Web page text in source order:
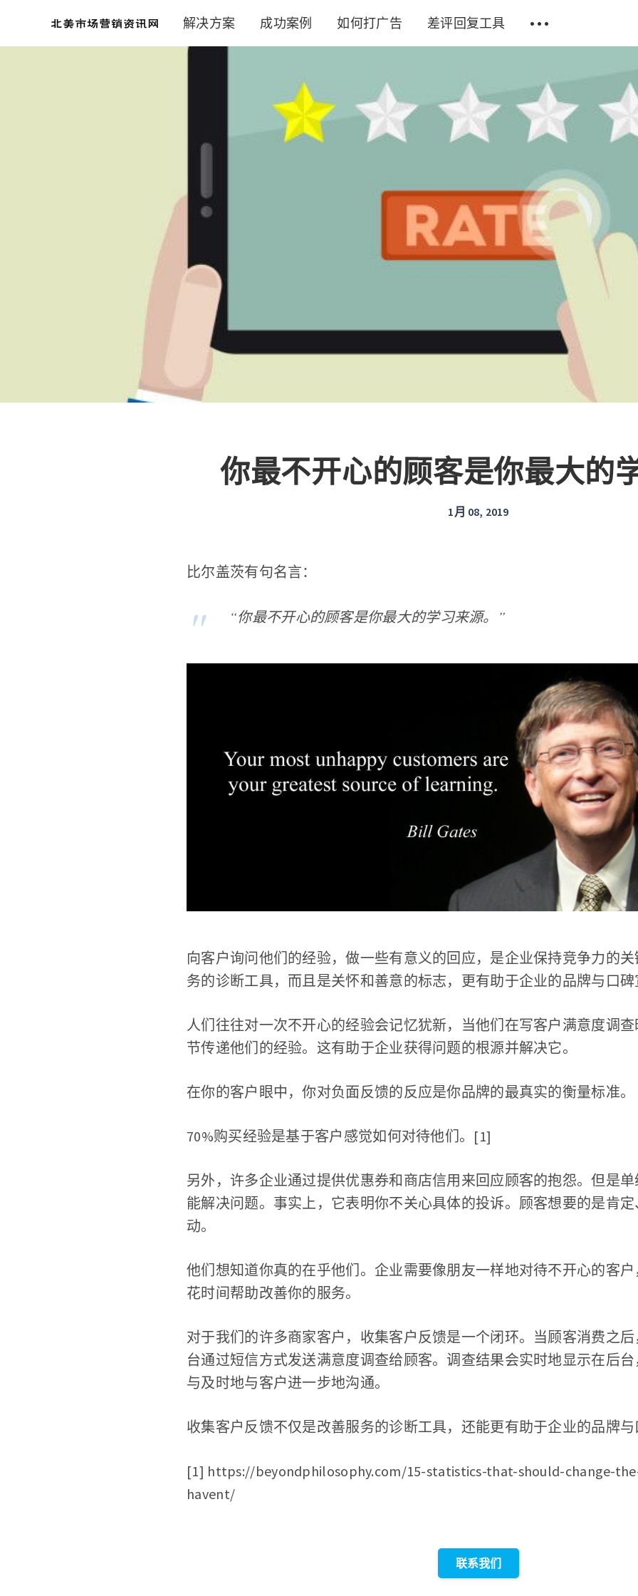
解决方案 成功案例 如何打广告 差评回复工具
你最不开心的顾客是你最大的
1月 08, 2019
比尔盖茨有句名言：
“你最不开心的顾客是你最大的学习来源。”
向客户询问他们的经验，做一些有意义的回应，是企业保持竞争力的
务的诊断工具，而且是关怀和善意的标志，更有助于企业的品牌与口
人们往往对一次不开心的经验会记忆犹新，当他们在写客户满意度调
节传递他们的经验。这有助于企业获得问题的根源并解决它。
在你的客户眼中，你对负面反馈的反应是你品牌的最真实的衡量标准。
70%购买经验是基于客户感觉如何对待他们。[1]
另外，许多企业通过提供优惠券和商店信用来回应顾客的抱怨。但是
能解决问题。事实上，它表明你不关心具体的投诉。顾客想要的是肯
动。
他们想知道你真的在乎他们。企业需要像朋友一样地对待不开心的客
花时间帮助改善你的服务。
对于我们的许多商家客户，收集客户反馈是一个闭环。当顾客消费之
台通过短信方式发送满意度调查给顾客。调查结果会实时地显示在后
与及时地与客户进一步地沟通。
收集客户反馈不仅是改善服务的诊断工具，还能更有助于企业的品牌
[1] https://beyondphilosophy.com/15-statistics-that-should-change-
havent/
联系我们